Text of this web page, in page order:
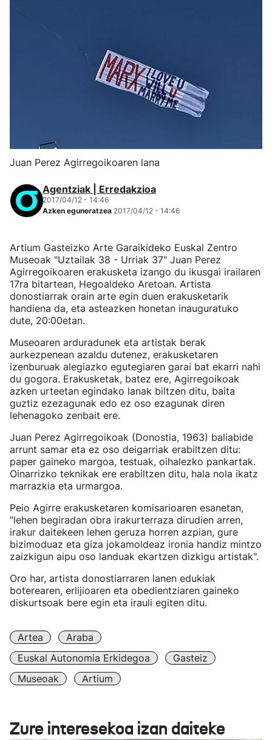
Juan Perez Agirregoikoaren lana
Agentziak | Erredakzioa
2017/04/12 - 14:46
Azken eguneratzea 2017/04/12 - 14:46
Artium Gasteizko Arte Garaikideko Euskal Zentro
Museoak "Uztailak 38 - Urriak 37" Juan Perez
Agirregoikoaren erakusketa izango du ikusgai irailaren
17ra bitartean, Hegoaldeko Aretoan. Artista
donostiarrak orain arte egin duen erakusketarik
handiena da, eta asteazken honetan inauguratuko
dute, 20:00etan.
Museoaren arduradunek eta artistak berak
aurkezpenean azaldu dutenez, erakusketaren
izenburuak alegiazko egutegiaren garai bat ekarri nahi
du gogora. Erakusketak, batez ere, Agirregoikoak
azken urteetan egindako lanak biltzen ditu, baita
guztiz ezezagunak edo ez oso ezagunak diren
lehenagoko zenbait ere.
Juan Perez Agirregoikoak (Donostia, 1963) baliabide
arrunt samar eta ez oso deigarriak erabiltzen ditu:
paper gaineko margoa, testuak, oihalezko pankartak.
Oinarrizko teknikak ere erabiltzen ditu, hala nola ikatz
marrazkia eta urmargoa.
Peio Agirre erakusketaren komisarioaren esanetan,
"lehen begiradan obra irakurterraza dirudien arren,
irakur daitekeen lehen geruza horren azpian, gure
bizimoduaz eta giza jokamoldeaz ironia handiz mintzo
zaizkigun aipu oso landuak ekartzen dizkigu artistak".
Oro har, artista donostiarraren lanen edukiak
boterearen, erlijioaren eta obedientziaren gaineko
diskurtsoak bere egin eta irauli egiten ditu.
Artea
Araba
Euskal Autonomia Erkidegoa
Gasteiz
Museoak
Artium
Zure interesekoa izan daiteke